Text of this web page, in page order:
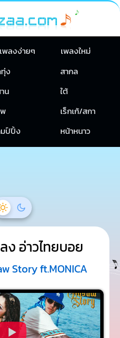
พลงง่ายๆ
เพลงใหม่
ง
สากล
น
ใต้
เร็กเก้/สกา
ป์ปิ้ง หน้าหนาว
ง อ่าวไทยบอย
Story ft.MONICA